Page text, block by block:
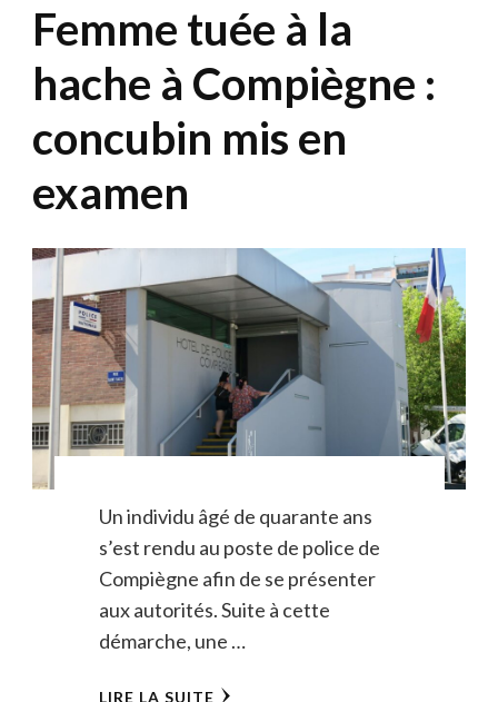
Femme tuée à la
hache à Compiègne :
concubin mis en
examen
Un individu âgé de quarante ans
s’est rendu au poste de police de
Compiègne afin de se présenter
aux autorités. Suite à cette
démarche, une …
LIRE LA SUITE